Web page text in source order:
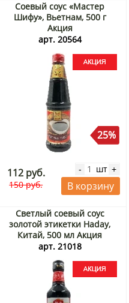
Соевый соус «Мастер
Шифу», Вьетнам, 500 г
Акция
арт. 20564
25%
112 руб.
150 руб.
- шт +
В корзину
Светлый соевый соус
золотой этикетки Haday,
Китай, 500 мл Акция
арт. 21018